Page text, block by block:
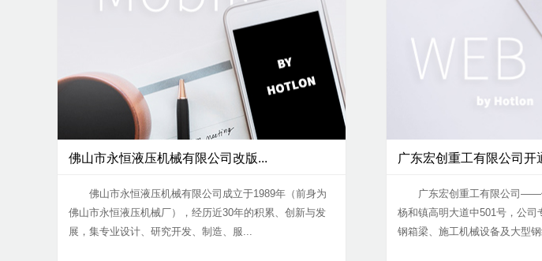
佛山市永恒液压机械有限公司改版...
佛山市永恒液压机械有限公司成立于1989年（前身为
佛山市永恒液压机械厂），经历近30年的积累、创新与发
展，集专业设计、研究开发、制造、服...
广东宏创重工有限公司开
广东宏创重工有限公司——
杨和镇高明大道中501号，公司
钢箱梁、施工机械设备及大型